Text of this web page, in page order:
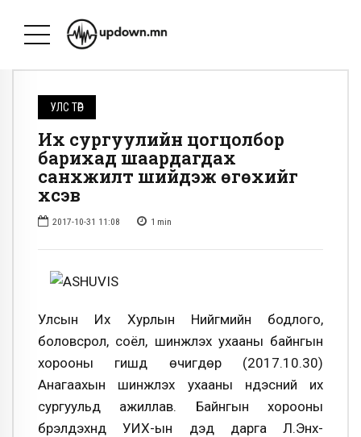
УЛС ТӨР
Их сургуулийн цогцолбор
барихад шаардагдах
санхүүжилт шийдэж өгөхийг
хүсэв
2017-10-31 11:08 1 min
Улсын Их Хурлын Нийгмийн бодлого,
боловсрол, соёл, шинжлэх ухааны байнгын
хорооны гишүүд өчигдөр (2017.10.30)
Анагаахын шинжлэх ухааны үндэсний их
сургуульд ажиллав. Байнгын хорооны
бүрэлдэхүүнд УИХ-ын дэд дарга Л.Энх-